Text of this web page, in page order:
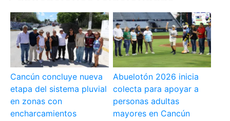
Cancún concluye nueva
etapa del sistema pluvial
en zonas con
encharcamientos
Abuelotón 2026 inicia
colecta para apoyar a
personas adultas
mayores en Cancún